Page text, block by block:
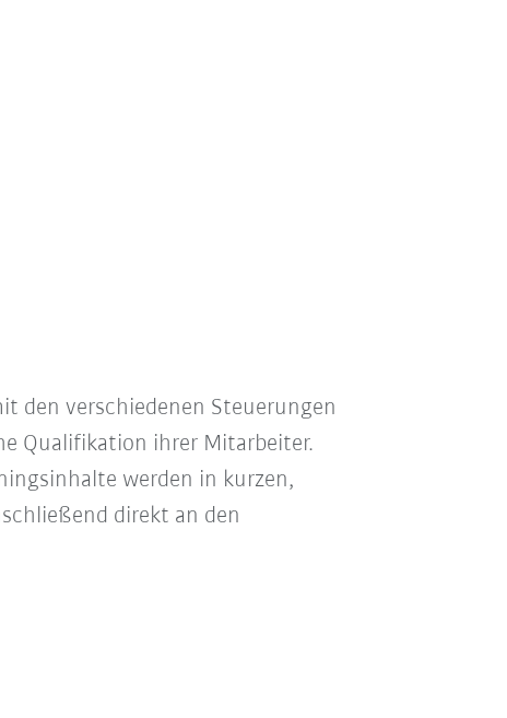
den verschiedenen Steuerungen
Qualifikation ihrer Mitarbeiter.
werden in kurzen,
direkt an den